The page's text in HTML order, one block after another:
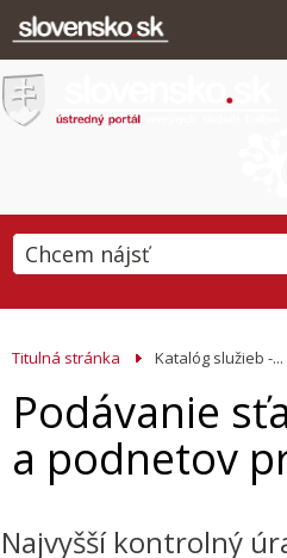
Titulná stránka Katalóg služieb -...
Podávanie
a podnetov
Najvyšší kontrolný